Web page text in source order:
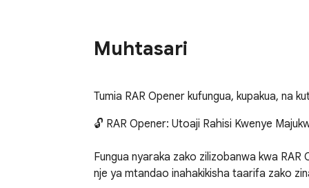
Muhtasari
Tumia RAR Opener kufungua, kupakua, na
🔓 RAR Opener: Utoaji Rahisi Kwenye
Fungua nyaraka zako zilizobanwa kwa
nje ya mtandao inahakikisha taarifa zako